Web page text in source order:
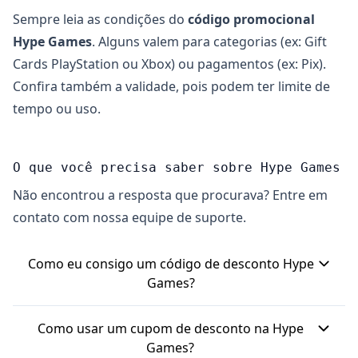
Sempre leia as condições do código promocional
Hype Games. Alguns valem para categorias (ex: Gift
Cards PlayStation ou Xbox) ou pagamentos (ex: Pix).
Confira também a validade, pois podem ter limite de
tempo ou uso.
O que você precisa saber sobre Hype Games
Não encontrou a resposta que procurava? Entre em
contato com nossa equipe de suporte.
Como eu consigo um código de desconto Hype
Games?
Você pode encontrar códigos de desconto Hype
Games em sites de cupons parceiros. A própria
Como usar um cupom de desconto na Hype
Games?